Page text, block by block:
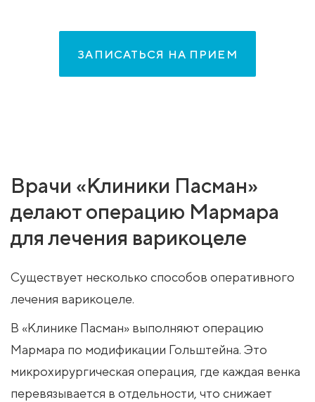
ЗАПИСАТЬСЯ НА ПРИЕМ
Врачи «Клиники Пасман»
делают операцию Мармара
для лечения варикоцеле
Существует несколько способов оперативного
лечения варикоцеле.
В «Клинике Пасман» выполняют операцию
Мармара по модификации Гольштейна. Это
микрохирургическая операция, где каждая венка
перевязывается в отдельности, что снижает